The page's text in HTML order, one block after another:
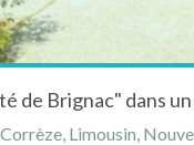
Limousin,